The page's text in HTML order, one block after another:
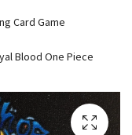
Card Game
Blood One Piece